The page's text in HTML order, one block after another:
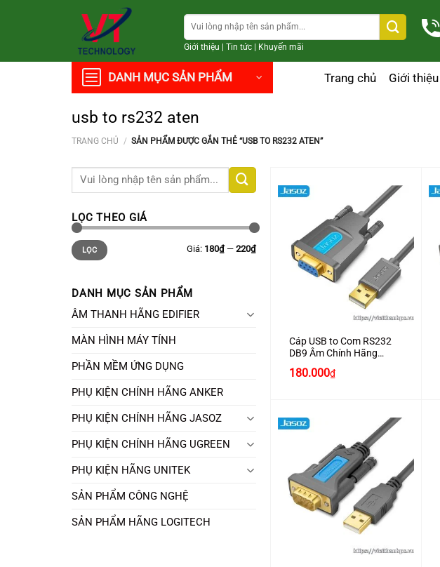
Tìm
kiếm:
Giới thiệu Tin tức| Khuyến mãi
DANH MỤC SẢN PHẨM Trang chủ Giới thiệu
usb to rs232 aten
TRANG CHỦ / SẢN PHẨM ĐƯỢC GẮN THẺ “USB TO RS232 ATEN”
Tìm
LỌC THEO GIÁ
Giá
thấp
nhất
Giá
cao
nhất
LỌC Giá: 180₫— 220₫
DANH MỤC SẢN PHẨM
ÂM THANH HÃNG EDIFIER
MÀN HÌNH MÁY TÍNH
PHẦN MỀM ỨNG DỤNG
PHỤ KIỆN CHÍNH HÃNG ANKER
PHỤ KIỆN CHÍNH HÃNG JASOZ
PHỤ KIỆN CHÍNH HÃNG UGREEN
PHỤ KIỆN HÃNG UNITEK
SẢN PHẨM CÔNG NGHỆ
SẢN PHẨM HÃNG LOGITECH
Cáp USB to Com RS232
DB9 Âm Chính Hãng
180.000₫